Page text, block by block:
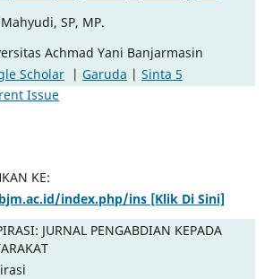
SP, MP.
Achmad Yani Banjarmasin
Scholar| Garuda | Sinta 5
Issue
KE:
index.php/ins [Klik Di Sini]
JURNAL PENGABDIAN KEPADA